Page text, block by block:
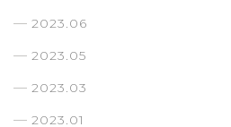
2023.06
2023.05
2023.03
2023.01